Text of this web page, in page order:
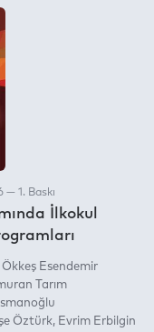
1. Baskı
İlkokul
Ökkeş Esendemir
Tarım
Öztürk
Evrim Erbilgin